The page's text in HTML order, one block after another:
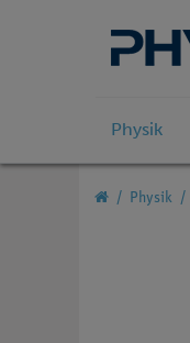
Physik
Physik